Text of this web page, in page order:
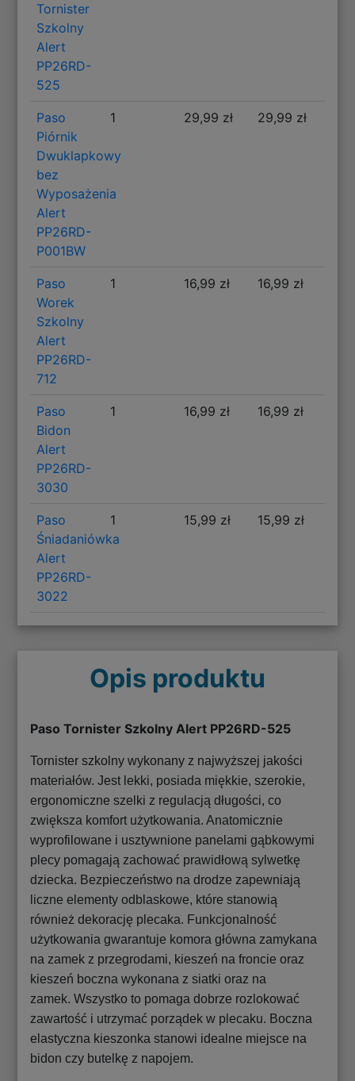
Tornister
Szkolny
Alert
PP26RD-
525
Paso
Piórnik
Dwuklapkowy
bez
Wyposażenia
Alert
PP26RD-
P001BW
1 29,99 zł 29,99 zł
Paso
Worek
Szkolny
Alert
PP26RD-
712
1 16,99 zł 16,99 zł
Paso
Bidon
Alert
PP26RD-
3030
1 16,99 zł 16,99 zł
Paso
Śniadaniówka
Alert
PP26RD-
3022
1 15,99 zł 15,99 zł
Opis produktu
Paso Tornister Szkolny Alert PP26RD-525
Tornister szkolny wykonany z najwyższej jakości
materiałów. Jest lekki, posiada miękkie, szerokie,
ergonomiczne szelki z regulacją długości, co
zwiększa komfort użytkowania. Anatomicznie
wyprofilowane i usztywnione panelami gąbkowymi
plecy pomagają zachować prawidłową sylwetkę
dziecka. Bezpieczeństwo na drodze zapewniają
liczne elementy odblaskowe, które stanowią
również dekorację plecaka. Funkcjonalność
użytkowania gwarantuje komora główna zamykana
na zamek z przegrodami, kieszeń na froncie oraz
kieszeń boczna wykonana z siatki oraz na
zamek. Wszystko to pomaga dobrze rozlokować
zawartość i utrzymać porządek w plecaku. Boczna
elastyczna kieszonka stanowi idealne miejsce na
bidon czy butelkę z napojem.